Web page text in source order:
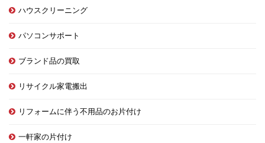
ハウスクリーニング
パソコンサポート
ブランド品の買取
リサイクル家電搬出
リフォームに伴う不用品のお片付け
一軒家の片付け